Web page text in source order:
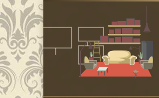
Перейти
к
контенту